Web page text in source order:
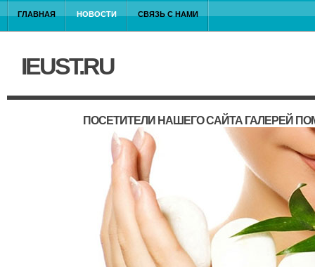
ГЛАВНАЯ НОВОСТИ СВЯЗЬ С НАМИ
IEUST.RU
ПОСЕТИТЕЛИ НАШЕГО САЙТА ГАЛЕРЕЙ